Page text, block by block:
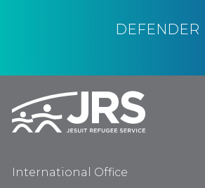
DEFENDER
International Office